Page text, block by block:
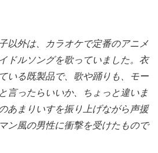
以外は、カラオケで定番のアニメ
ドルソングを歌っていました。衣
いる既製品で、歌や踊りも、モー
言ったらいいか、ちょっと違いま
あまりいすを振り上げながら声援
ン風の男性に衝撃を受けたもので